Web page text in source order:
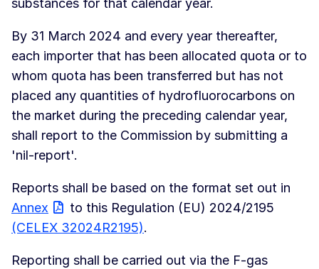
substances for that calendar year.
By 31 March 2024 and every year thereafter,
each importer that has been allocated quota or to
whom quota has been transferred but has not
placed any quantities of hydrofluorocarbons on
the market during the preceding calendar year,
shall report to the Commission by submitting a
'nil-report'.
Reports shall be based on the format set out in
Annex
to this Regulation (EU) 2024/2195
(CELEX 32024R2195).
Reporting shall be carried out via the F-gas